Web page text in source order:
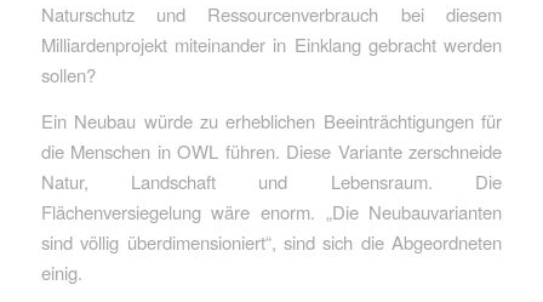
Naturschutz und Ressourcenverbrauch bei diesem
Milliardenprojekt miteinander in Einklang gebracht werden
sollen?
Ein Neubau würde zu erheblichen Beeinträchtigungen für
die Menschen in OWL führen. Diese Variante zerschneide
Natur, Landschaft und Lebensraum. Die
Flächenversiegelung wäre enorm. „Die Neubauvarianten
sind völlig überdimensioniert“, sind sich die Abgeordneten
einig.